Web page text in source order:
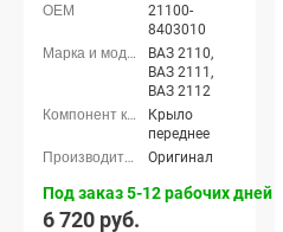
21100-
8403010
ВАЗ 2110,
ВАЗ 2111,
ВАЗ 2112
Крыло
переднее
Оригинал
Под заказ 5-12 рабочих дней
6 720 руб.